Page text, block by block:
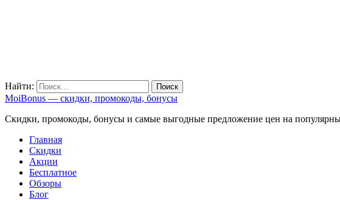
Найти:
MoiBonus — скидки, промокоды, бонусы
Скидки, промокоды, бонусы и самые выгодные предложение цен на
Главная
Скидки
Акции
Бесплатное
Обзоры
Блог